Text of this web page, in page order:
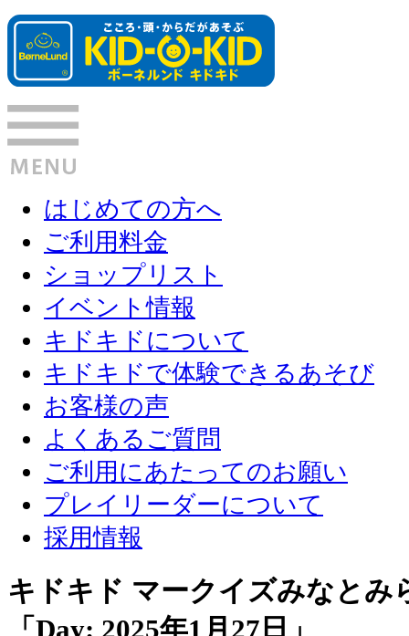
はじめての方へ
ご利用料金
ショップリスト
イベント情報
キドキドについて
キドキドで体験できるあそび
お客様の声
よくあるご質問
ご利用にあたってのお願い
プレイリーダーについて
採用情報
キドキド マークイズみなと
「Day: 2025年1月27日 」